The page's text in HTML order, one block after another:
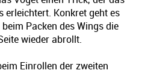
erleichtert. Konkret geht es
Packen des Wings die
wieder abrollt.
Einrollen der zweiten